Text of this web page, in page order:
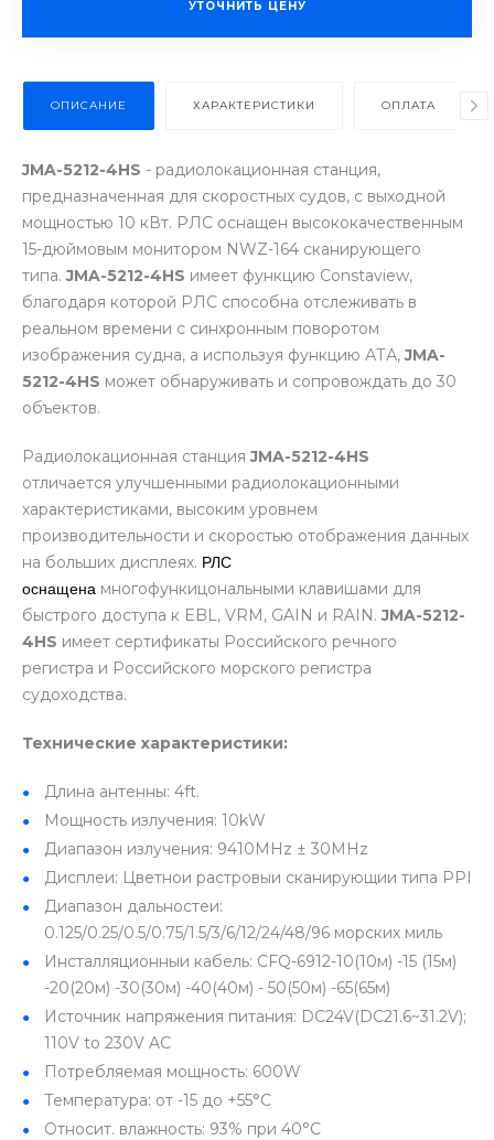
УТОЧНИТЬ ЦЕНУ
ОПИСАНИЕ ХАРАКТЕРИСТИКИ ОПЛАТА
JMA-5212-4HS - радиолокационная станция,
предназначенная для скоростных судов, с выходной
мощностью 10 кВт. РЛС оснащен высококачественным
15-дюймовым монитором NWZ-164 сканирующего
типа.JMA-5212-4HS имеет функцию Constaview,
благодаря которой РЛС способна отслеживать в
реальном времени с синхронным поворотом
изображения судна, а используя функцию АТА,JMA-
5212-4HS может обнаруживать и сопровождать до 30
объектов.
Радиолокационная станцияJMA-5212-4HS
отличается улучшенными радиолокационными
характеристиками, высоким уровнем
производительности и скоростью отображения данных
на больших дисплеях. РЛС
оснащена многофункицональными клавишами для
быстрого доступа к EBL, VRM, GAIN и RAIN.JMA-5212-
4HS имеет сертификаты Российского речного
регистра и Российского морского регистра
судоходства.
Технические характеристики:
Длина антенны: 4ft.
Мощность излучения: 10kW
Диапазон излучения: 9410MHz ± 30MHz
Дисплеи: Цветнои растровыи сканирующии типа PPI
Диапазон дальностеи:
0.125/0.25/0.5/0.75/1.5/3/6/12/24/48/96 морских миль
Инсталляционныи кабель: CFQ-6912-10(10м) -15 (15м)
-20(20м) -30(30м) -40(40м) - 50(50м) -65(65м)
Источник напряжения питания: DC24V(DC21.6~31.2V);
110V to 230V AC
Потребляемая мощность: 600W
Температура: от -15 до +55°C
Относит. влажность: 93% при 40°C